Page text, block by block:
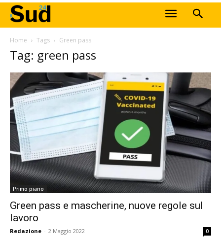
Home Tags Green pass
Tag: green pass
Primo piano
Green pass e mascherine, nuove regole sul
lavoro
Redazione - 2 Maggio 2022 0